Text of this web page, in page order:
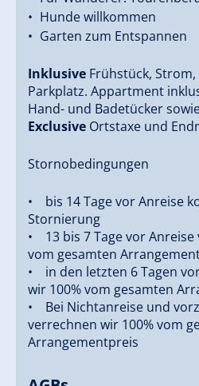
Vor Ort befinden sich
ausreichend
kostenlos zur Verfügung.
einem reichhaltigen
nach einem sportlichen Tag
Gerlos eine kleine
Ruheraum.
Nach einem aktiven Tag laden
Entspannen auf unserer
Panoramablick ein. Auch für
wird es im Sommer nicht
Kinderprogramm im
Wir würden uns freuen, Sie
lernen und Sie vom Ferienhof
Bis bald, Ihre Familie Brabant.
Hunde willkommen
Garten zum Entspannen
Inklusive Frühstück,
Parkplatz. Appartment
Hand- und Badetücker
Exclusive Ortstaxe und
Stornobedingungen
• bis 14 Tage vor Anreise
Stornierung
• 13 bis 7 Tage vor
vom gesamten
• in den letzten 6 Tagen
wir 100% vom gesamten
• Bei Nichtanreise und
verrechnen wir 100% vom
Arrangementpreis